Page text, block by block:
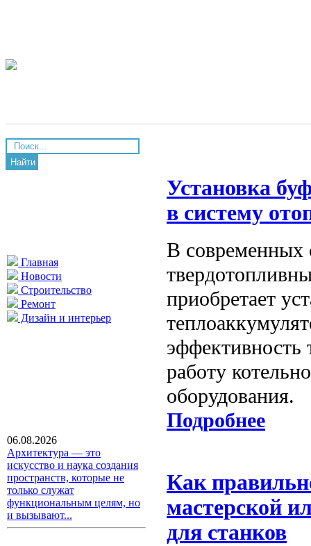
Найти
Главная
Новости
Строительство
Ремонт
Дизайн и интерьер
06.08.2026
Архитектура — это
искусство и наука создания
пространств, которые не
только служат
функциональным целям, но
и вызывают...
Установка
в систему
В современных
приобретает
эффективность
работу
оборудования.
Подробнее
Как
мастерской
для станков